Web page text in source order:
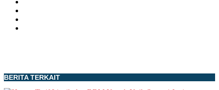
BERITA TERKAIT